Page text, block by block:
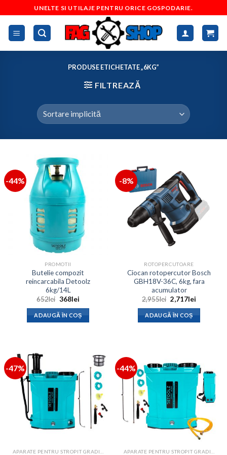
to
content
UNELTE SI UTILAJE PENTRU ORICE GOSPODARIE.
PRODUSE ETICHETATE „6KG”
FILTREAZĂ
-44%
PROMOTII
Butelie compozit
reincarcabila Detoolz
6kg/14L
652lei Prețul
a
fost:
652lei.
368leiPrețul
este:
368lei.
ADAUGĂ ÎN COȘ
-8%
ROTOPERCUTOARE
Ciocan rotopercutor Bosch
GBH18V-36C, 6kg, fara
acumulator
2,955lei Prețul
inițial
a
fost:
2,955lei.
2,717leiPrețul
ADAUGĂ ÎN COȘ
-47% -44%